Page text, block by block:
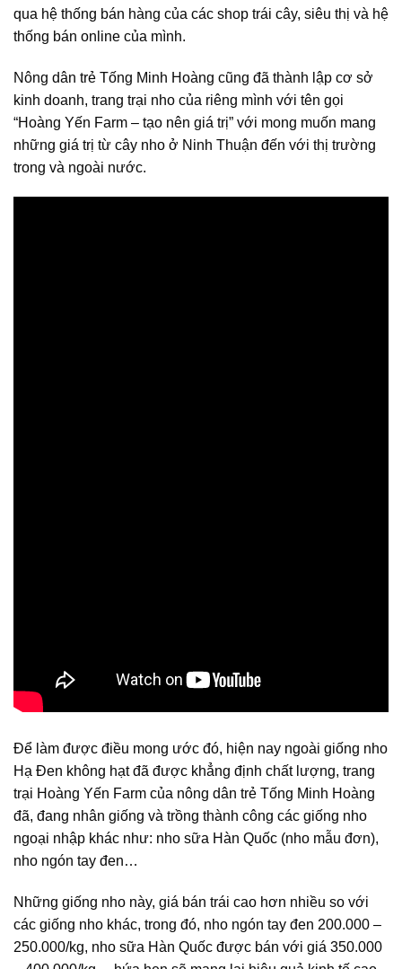
qua hệ thống bán hàng của các shop trái cây, siêu thị và hệ
thống bán online của mình.
Nông dân trẻ Tống Minh Hoàng cũng đã thành lập cơ sở
kinh doanh, trang trại nho của riêng mình với tên gọi
“Hoàng Yến Farm – tạo nên giá trị” với mong muốn mang
những giá trị từ cây nho ở Ninh Thuận đến với thị trường
trong và ngoài nước.
Để làm được điều mong ước đó, hiện nay ngoài giống nho
Hạ Đen không hạt đã được khẳng định chất lượng, trang
trại Hoàng Yến Farm của nông dân trẻ Tống Minh Hoàng
đã, đang nhân giống và trồng thành công các giống nho
ngoại nhập khác như: nho sữa Hàn Quốc (nho mẫu đơn),
nho ngón tay đen…
Những giống nho này, giá bán trái cao hơn nhiều so với
các giống nho khác, trong đó, nho ngón tay đen 200.000 –
250.000/kg, nho sữa Hàn Quốc được bán với giá 350.000